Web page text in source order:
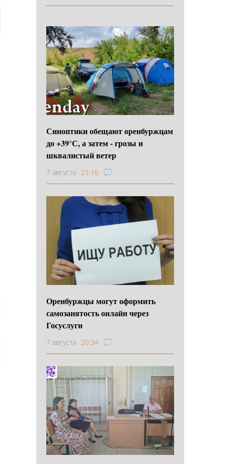
Синоптики обещают оренбуржцам
до +39°С, а затем - грозы и
шквалистый ветер
7 августа 21:16
Оренбуржцы могут оформить
самозанятость онлайн через
Госуслуги
7 августа 20:34